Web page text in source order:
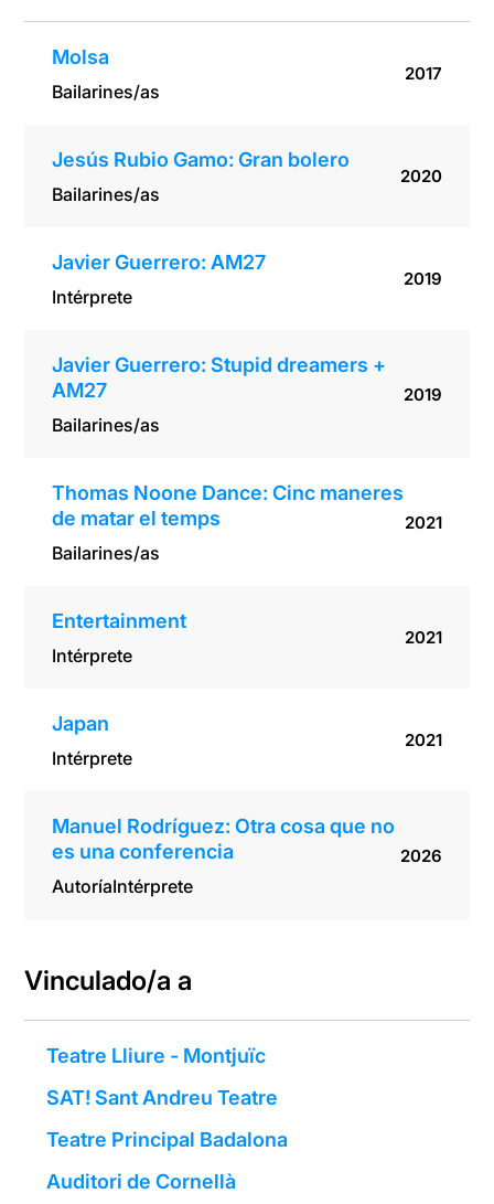
Molsa
Bailarines/as
2017
Jesús Rubio Gamo: Gran bolero
Bailarines/as
2020
Javier Guerrero: AM27
Intérprete
2019
Javier Guerrero: Stupid dreamers +
AM27
Bailarines/as
2019
Thomas Noone Dance: Cinc maneres
de matar el temps
Bailarines/as
2021
Entertainment
Intérprete
2021
Japan
Intérprete
2021
Manuel Rodríguez: Otra cosa que no
es una conferencia
AutoríaIntérprete
2026
Vinculado/a a
Teatre Lliure - Montjuïc
SAT! Sant Andreu Teatre
Teatre Principal Badalona
Auditori de Cornellà